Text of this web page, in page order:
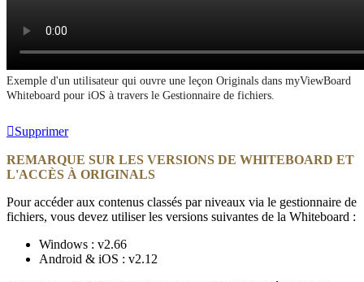
Exemple d'un utilisateur qui ouvre une leçon Originals dans myViewBoard
Whiteboard pour iOS à travers le Gestionnaire de fichiers.
Supprimer
REMARQUE SUR LES VERSIONS DE WHITEBOARD ET
L'ACCÈS À ORIGINALS
Pour accéder aux contenus classés par niveaux via le gestionnaire de
fichiers, vous devez utiliser les versions suivantes de la Whiteboard :
Windows : v2.66
Android & iOS : v2.12